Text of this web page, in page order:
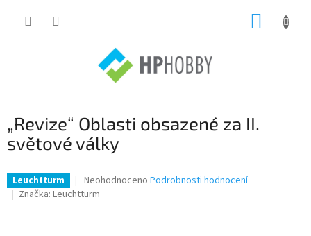
„Revize“ Oblasti obsazené za II.
světové války
Leuchtturm
Průměrné
hodnocení
Neohodnoceno Podrobnosti hodnocení
Značka: Leuchtturm